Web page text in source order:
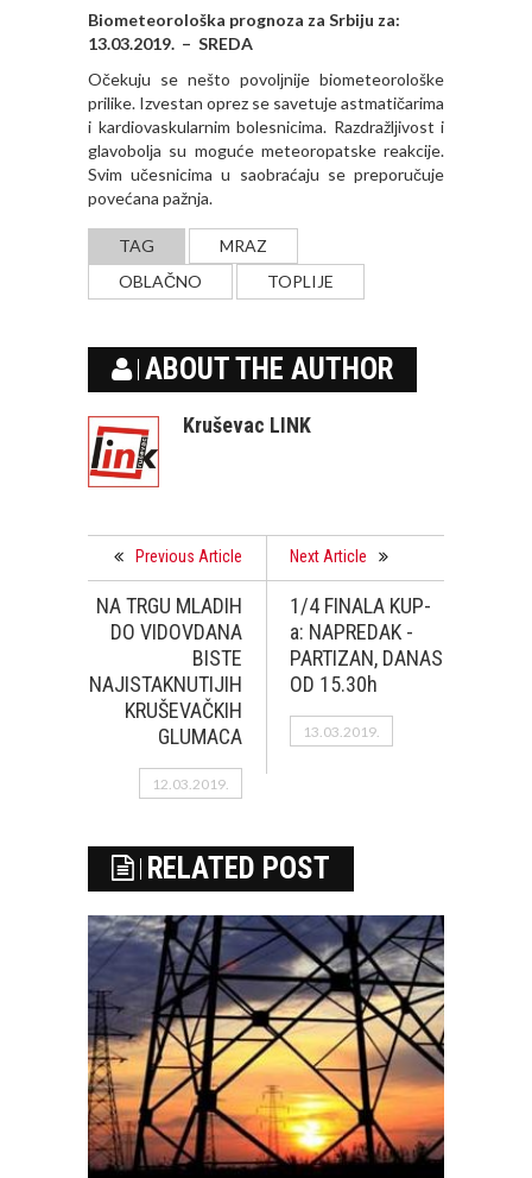
Biometeorološka prognoza za Srbiju za:
13.03.2019. – SREDA
Očekuju se nešto povolјnije biometeorološke
prilike. Izvestan oprez se savetuje astmatičarima
i kardiovaskularnim bolesnicima. Razdražlјivost i
glavobolјa su moguće meteoropatske reakcije.
Svim učesnicima u saobraćaju se preporučuje
povećana pažnja.
TAG
MRAZ
OBLAČNO
TOPLIJE
ABOUT THE AUTHOR
Kruševac LINK
Previous Article
NA TRGU MLADIH
DO VIDOVDANA
BISTE
NAJISTAKNUTIJIH
KRUŠEVAČKIH
GLUMACA
12.03.2019.
Next Article
1/4 FINALA KUP-
a: NAPREDAK -
PARTIZAN, DANAS
OD 15.30h
13.03.2019.
RELATED POST